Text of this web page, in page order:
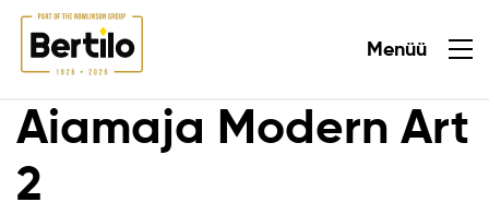
Menüü
Aiamaja Modern Art
2